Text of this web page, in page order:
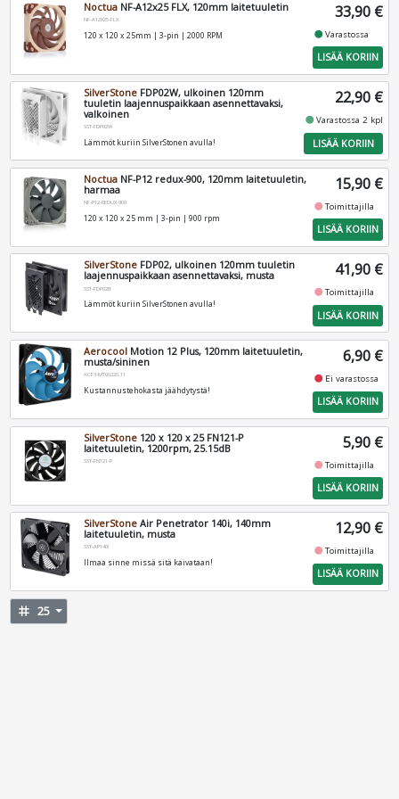
Noctua NF-A12x25 FLX, 120mm laitetuuletin
NF-A12X25-FLX
120 x 120 x 25mm | 3-pin | 2000 RPM
33,90 €
fiber_manual_recordVarastossa
LISÄÄ KORIIN
SilverStone FDP02W, ulkoinen 120mm
tuuletin laajennuspaikkaan asennettavaksi,
valkoinen
SST-FDP02W
Lämmöt kuriin SilverStonen avulla!
22,90 €
fiber_manual_recordVarastossa 2 kpl
LISÄÄ KORIIN
Noctua NF-P12 redux-900, 120mm laitetuuletin,
harmaa
NF-P12-REDUX-900
120 x 120 x 25 mm | 3-pin | 900 rpm
15,90 €
fiber_manual_recordToimittajilla
LISÄÄ KORIIN
SilverStone FDP02, ulkoinen 120mm tuuletin
laajennuspaikkaan asennettavaksi, musta
SST-FDP02B
Lämmöt kuriin SilverStonen avulla!
41,90 €
fiber_manual_recordToimittajilla
LISÄÄ KORIIN
Aerocool Motion 12 Plus, 120mm laitetuuletin,
musta/sininen
ACF3-MT00220.11
Kustannustehokasta jäähdytystä!
6,90 €
fiber_manual_record Ei varastossa
LISÄÄ KORIIN
SilverStone 120 x 120 x 25 FN121-P
laitetuuletin, 1200rpm, 25.15dB
SST-FN121-P
5,90 €
fiber_manual_recordToimittajilla
LISÄÄ KORIIN
SilverStone Air Penetrator 140i, 140mm
laitetuuletin, musta
SST-AP140I
Ilmaa sinne missä sitä kaivataan!
12,90 €
fiber_manual_recordToimittajilla
LISÄÄ KORIIN
tag 25